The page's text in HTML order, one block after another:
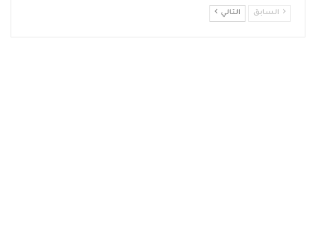
السابق التالي